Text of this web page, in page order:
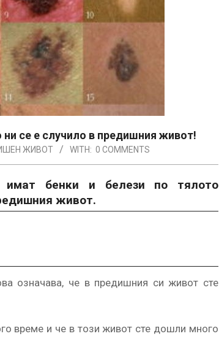
ни се е случило в предишния живот!
ЖИВОТ WITH: 0 COMMENTS
имат бенки и белези по тялото
живот.
означава, че в предишния си живот сте
време и че в този живот сте дошли много